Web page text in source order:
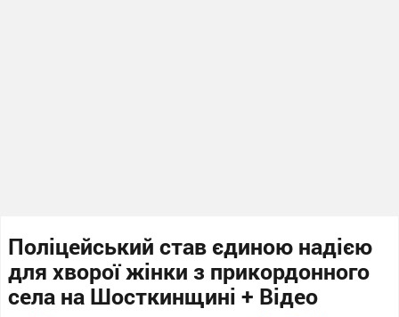
Поліцейський став єдиною надією
для хворої жінки з прикордонного
села на Шосткинщині + Відео